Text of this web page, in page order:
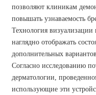
позволяют клиникам
повышать узнаваемость
Технология визуализации
наглядно отображать
дополнительных
Согласно исследованию
дерматологии,
использующие эти